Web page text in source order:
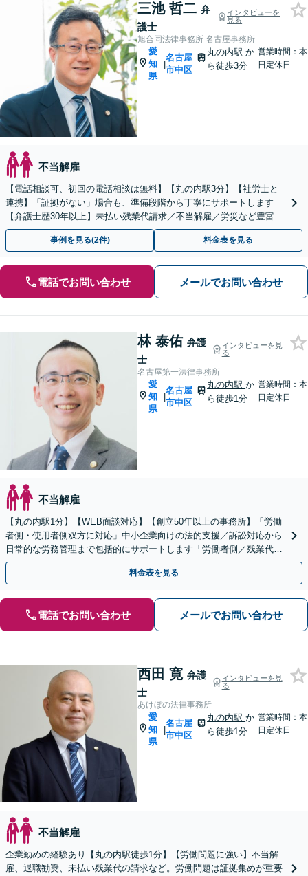
三池 哲二 弁
護士
インタビューを
見る
旭合同法律事務所 名古屋事務所
愛
知
県
|
名古屋
市中区
丸の内駅か
ら徒歩3分
営業時間：本
日定休日
不当解雇
【電話相談可、初回の電話相談は無料】【丸の内駅3分】【社労士と
連携】「証拠がない」場合も、準備段階から丁寧にサポートします
【弁護士歴30年以上】未払い残業代請求／不当解雇／労災など豊富な
実績あり！労使双方の対応可能です【夜間休日対応】
事例を見る(2件) 料金表を見る
電話でお問い合わせ メールでお問い合わせ
林 泰佑 弁護
士
インタビューを見
る
名古屋第一法律事務所
愛
知
県
|
名古屋
市中区
丸の内駅か
ら徒歩1分
営業時間：本
日定休日
不当解雇
【丸の内駅1分】【WEB面談対応】【創立50年以上の事務所】「労働
者側・使用者側双方に対応」中小企業向けの法的支援／訴訟対応から
日常的な労務管理まで包括的にサポートします「労働者側／残業代請
求や退職に関する問題に対応」【休日・夜間相談可】
料金表を見る
電話でお問い合わせ メールでお問い合わせ
西田 寛 弁護
士
インタビューを見
る
あけぼの法律事務所
愛
知
県
|
名古屋
市中区
丸の内駅か
ら徒歩1分
営業時間：本
日定休日
不当解雇
企業勤めの経験あり【丸の内駅徒歩1分】【労働問題に強い】不当解
雇、退職勧奨、未払い残業代の請求など。労働問題は証拠集めが重要